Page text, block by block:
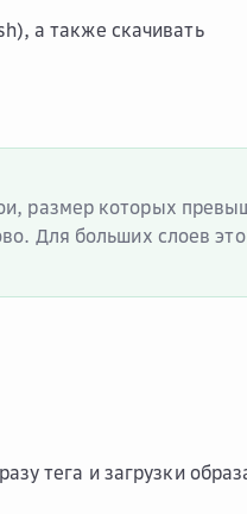
а также скачивать
размер которых
Для больших слоев это
тега и загрузки